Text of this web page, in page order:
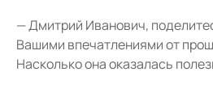
— Дмитрий Иванович,
Вашими впечатлениями от
Насколько она оказалась